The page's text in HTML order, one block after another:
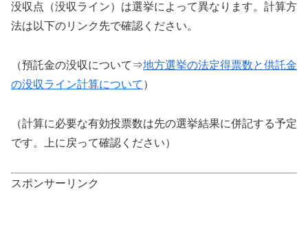
没収点（没収ライン）は選挙によって異なります。計算方
法は以下のリンク先で確認ください。
（預託金の没収について⇒地方選挙の法定得票数と供託金
の没収ライン計算について ）
（計算に必要な有効投票数は先の選挙結果に併記する予定
です。上に戻って確認ください）
スポンサーリンク